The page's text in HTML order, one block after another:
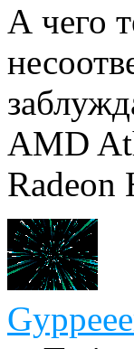
А чего
AMD
Radeon